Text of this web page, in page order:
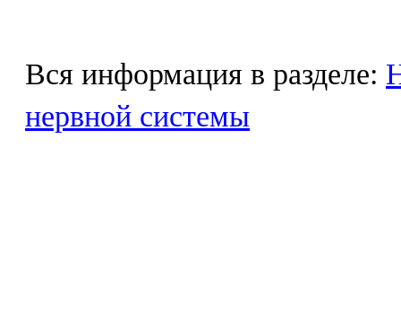
Вся информация в разделе:
нервной системы